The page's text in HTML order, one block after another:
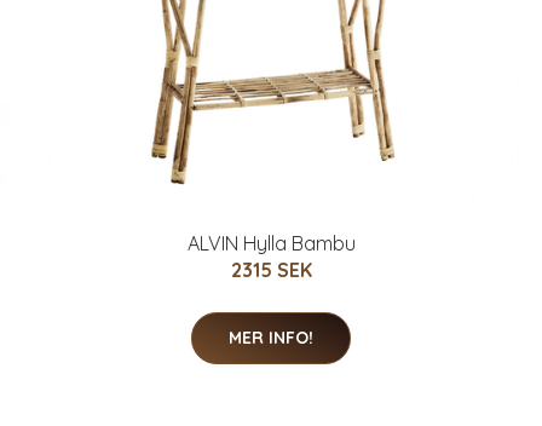
ALVIN Hylla Bambu
2315 SEK
MER INFO!